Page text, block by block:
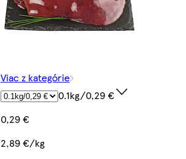
Viac z kategórie
0.1kg/0,29 €
0,29 €
2,89 €/kg